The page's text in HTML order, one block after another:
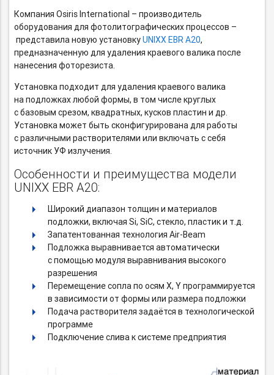
Компания Osiris International – производитель
оборудования для фотолитографических процессов –
представила новую установкуUNIXX EBR A20,
предназначенную для удаления краевого валика после
нанесения фоторезиста.
Установка подходит для удаления краевого валика
на подложках любой формы, в том числе круглых
с базовым срезом, квадратных, кусков пластин и др.
Установка может быть сконфигурирована для работы
с различными растворителями или включать с себя
источник УФ излучения.
Особенности и преимущества модели
UNIXX EBR A20:
Широкий диапазон толщин и материалов
подложки, включая Si, SiC, стекло, пластик и т.д.
Запатентованная технология Air-Beam
Подложка выравнивается автоматически
с помощью модуля выравнивания высокого
разрешения
Перемещение сопла по осям X, Y программируется
в зависимости от формы или размера подложки
Подача растворителя задаётся в технологической
программе
Подключение слива к системе предприятия